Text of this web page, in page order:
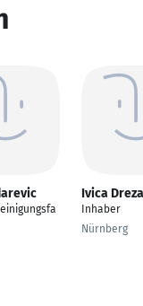
Ivica
Inhaber
Nürnberg